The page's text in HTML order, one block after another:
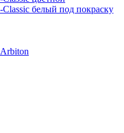
белый под покраску